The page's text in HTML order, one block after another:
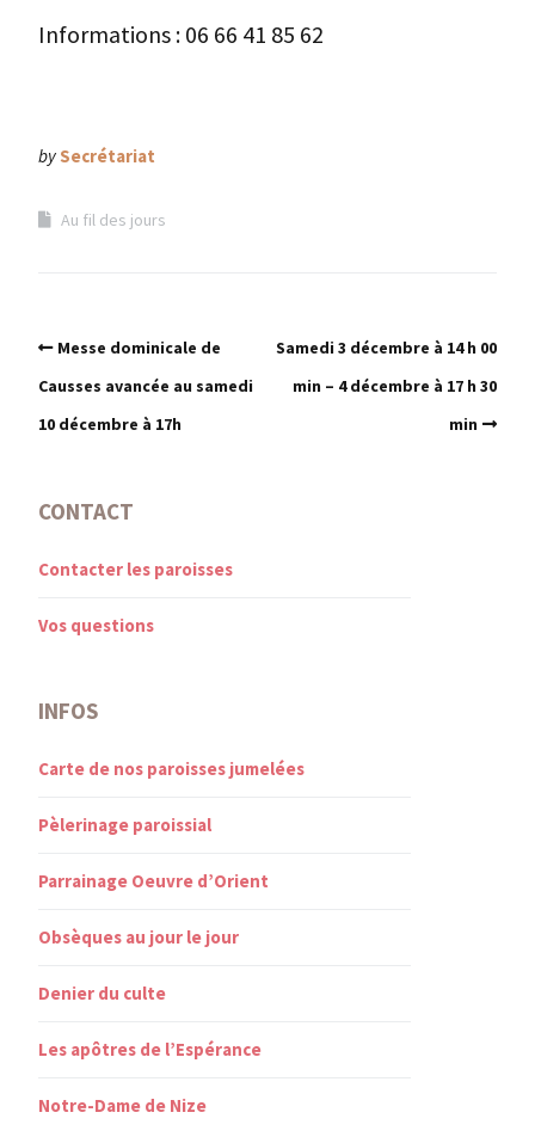
Informations : 06 66 41 85 62
bySecrétariat
Au fil des jours
Messe dominicale de
Causses avancée au samedi
10 décembre à 17h
Samedi 3 décembre à 14 h 00
min – 4 décembre à 17 h 30
min
CONTACT
Contacter les paroisses
Vos questions
INFOS
Carte de nos paroisses jumelées
Pèlerinage paroissial
Parrainage Oeuvre d’Orient
Obsèques au jour le jour
Denier du culte
Les apôtres de l’Espérance
Notre-Dame de Nize